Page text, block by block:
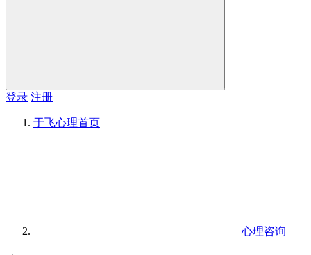
登录 注册
于飞心理首页
心理咨询